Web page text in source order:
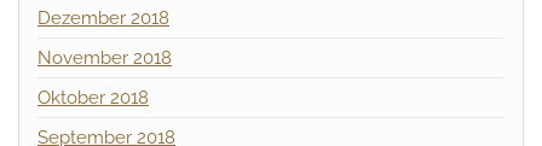
Dezember 2018
November 2018
Oktober 2018
September 2018